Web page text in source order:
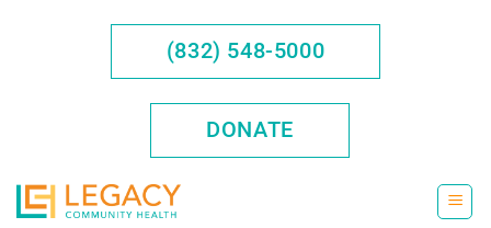
(832) 548-5000
DONATE